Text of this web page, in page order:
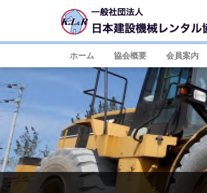
ホーム
協会概要 会員案内